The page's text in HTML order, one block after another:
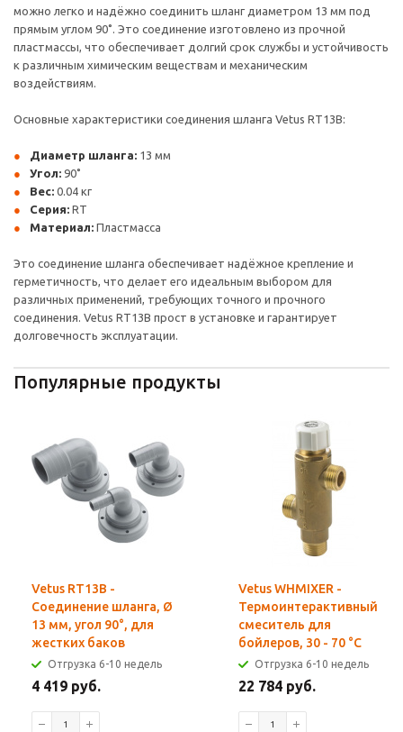
можно легко и надёжно соединить шланг диаметром 13 мм под
прямым углом 90˚. Это соединение изготовлено из прочной
пластмассы, что обеспечивает долгий срок службы и устойчивость
к различным химическим веществам и механическим
воздействиям.
Основные характеристики соединения шланга Vetus RT13B:
Диаметр шланга: 13 мм
Угол: 90˚
Вес: 0.04 кг
Серия: RT
Материал: Пластмасса
Это соединение шланга обеспечивает надёжное крепление и
герметичность, что делает его идеальным выбором для
различных применений, требующих точного и прочного
соединения. Vetus RT13B прост в установке и гарантирует
долговечность эксплуатации.
Популярные продукты
Vetus RT13B -
Соединение шланга, Ø
13 мм, угол 90°, для
жестких баков
Отгрузка 6-10 недель
4 419 руб.
Vetus WHMIXER -
Термоинтерактивный
смеситель для
бойлеров, 30 - 70 °C
Отгрузка 6-10 недель
22 784 руб.